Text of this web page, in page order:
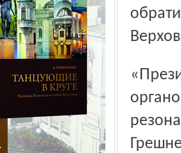
«Президент страны неоднократно обращал внимание